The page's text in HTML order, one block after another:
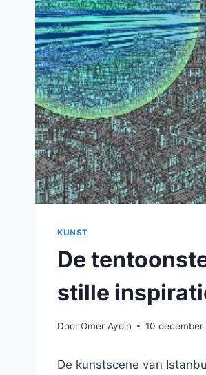
KUNST
De
stille
DoorÖmer Aydin 10 december
De kunstscene van